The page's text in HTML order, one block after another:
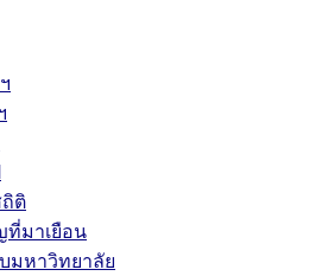
ติ
มาเยือน
มหาวิทยาลัย